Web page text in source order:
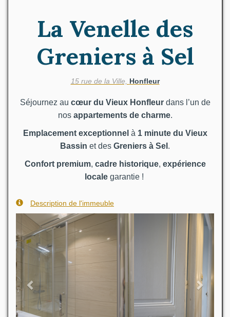
La Venelle des
Greniers à Sel
15 rue de la Ville, Honfleur
Séjournez au cœur du Vieux Honfleurdans l’un de
nos appartements de charme.
Emplacement exceptionnel à 1 minute du Vieux
Bassin et des Greniers à Sel .
Confort premium, cadre historique, expérience
locale garantie !
Description de l'immeuble
Previous Next